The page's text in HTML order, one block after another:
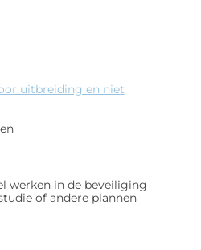
uitbreiding en niet
werken in de beveiliging
of andere plannen